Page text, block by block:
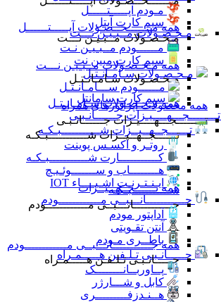
مـودم آپـــــتـــــل
سیم کارت آپتل
همه مـــــــحــصـولات آپـــــتــــــل
مـحـصـولات مــبـیـن نـــت
مـحـصـولات مــبـیـن نـــت
مــــــودم مــبـیـن نـت
سیم کارت مبین نت
همه مـحـصـولات مــبـیـن نـــت
مـحـصـولات سـامـانـتـل
مـحـصـولات سـامـانـتـل
مــــــودم ســـامـانـتـل
سیم کارت سامانتل
همه مـحـصـولات سـامـانـتـل
همه محصولات اپراتورهای همراه
تــــــــجـــهــــیـزات جــــــانـبـی
تــــــــجـــهــــیـزات جــــــانـبـی
تــــــجــهــیــزات شـــــــــــبـکـه
تــــــجــهــیــزات شـــــــــــبـکـه
روتـر و اکسـس پوینت
کـــــــــــارت شـــــــــــبـکـه
هــــــــاب و ســـــــوئـیـچ
ایـنـتـرنـت اشـیــــاء IOT
همه تــــــجــهــیــزات
شـــــــــــبـکـه
جـــــــــــانـــبــی مــــــــــــودم
جـــــــــــانـــبــی مــــــــــــودم
آداپتور مودم
آنتن تقـویتی
باطــری مـودم
همه جـــــــــــانـــبــی مــــــــــــودم
جـــــانـبـی تـلـفـن هـــــمـراه
جـــــانـبـی تـلـفـن هـــــمـراه
پــاوربــانــــــــک
کابل و شـــارژر
هــنـدزفـــــــــری